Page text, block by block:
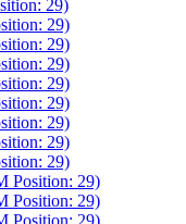
29)
29)
29)
29)
29)
29)
29)
29)
29)
Position: 29)
Position: 29)
Position: 29)